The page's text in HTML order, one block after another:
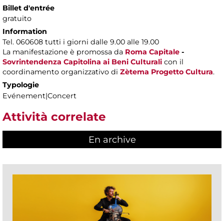
Billet d'entrée
gratuito
Information
Tel. 060608 tutti i giorni dalle 9.00 alle 19.00
La manifestazione è promossa da Roma Capitale -
Sovrintendenza Capitolina ai Beni Culturali con il
coordinamento organizzativo di Zètema Progetto Cultura.
Typologie
Evénement|Concert
Attività correlate
En archive